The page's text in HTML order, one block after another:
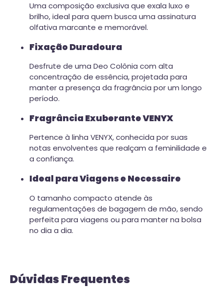
Uma composição exclusiva que exala luxo e
brilho, ideal para quem busca uma assinatura
olfativa marcante e memorável.
Fixação Duradoura
Desfrute de uma Deo Colônia com alta
concentração de essência, projetada para
manter a presença da fragrância por um longo
período.
Fragrância Exuberante VENYX
Pertence à linha VENYX, conhecida por suas
notas envolventes que realçam a feminilidade e
a confiança.
Ideal para Viagens e Necessaire
O tamanho compacto atende às
regulamentações de bagagem de mão, sendo
perfeita para viagens ou para manter na bolsa
no dia a dia.
Dúvidas Frequentes